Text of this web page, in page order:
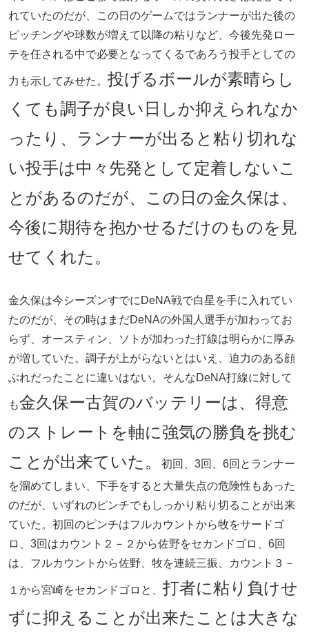
れていたのだが、この日のゲームではランナーが出た後の
ピッチングや球数が増えて以降の粘りなど、今後先発ロー
テを任される中で必要となってくるであろう投手としての
力も示してみせた。 投げるボールが素晴らし
くても調子が良い日しか抑えられなか
ったり、ランナーが出ると粘り切れな
い投手は中々先発として定着しないこ
とがあるのだが、この日の金久保は、
今後に期待を抱かせるだけのものを見
せてくれた。
金久保は今シーズンすでにDeNA戦で白星を手に入れてい
たのだが、その時はまだDeNAの外国人選手が加わってお
らず、オースティン、ソトが加わった打線は明らかに厚み
が増していた。調子が上がらないとはいえ、迫力のある顔
ぶれだったことに違いはない。そんなDeNA打線に対して
も金久保ー古賀のバッテリーは、得意
のストレートを軸に強気の勝負を挑む
ことが出来ていた。
初回、3回、6回とランナー
を溜めてしまい、下手をすると大量失点の危険性もあった
のだが、いずれのピンチでもしっかり粘り切ることが出来
ていた。初回のピンチはフルカウントから牧をサードゴ
ロ、3回はカウント２－２から佐野をセカンドゴロ、6回
は、フルカウントから佐野、牧を連続三振、カウント３－
１から宮崎をセカンドゴロと、 打者に粘り負けせ
ずに抑えることが出来たことは大きな